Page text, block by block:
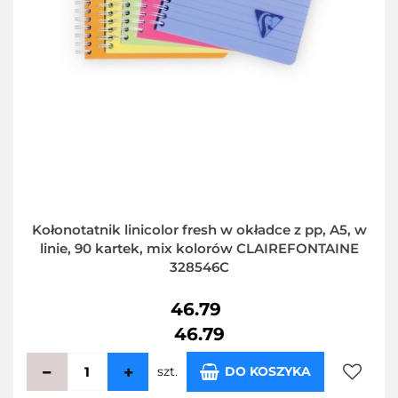
Kołonotatnik linicolor fresh w okładce z pp, A5, w
linie, 90 kartek, mix kolorów CLAIREFONTAINE
328546C
46.79
46.79
szt. DO KOSZYKA